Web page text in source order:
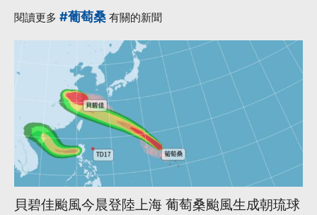
閱讀更多 #葡萄桑 有關的新聞
貝碧佳颱風今晨登陸上海 葡萄桑颱風生成朝琉球